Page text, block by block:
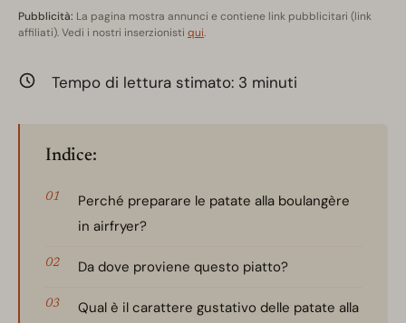
Pubblicità: La pagina mostra annunci e contiene link pubblicitari (link
affiliati). Vedi i nostri inserzionisti qui.
Tempo di lettura stimato: 3 minuti
Indice:
Perché preparare le patate alla boulangère
in airfryer?
Da dove proviene questo piatto?
Qual è il carattere gustativo delle patate alla